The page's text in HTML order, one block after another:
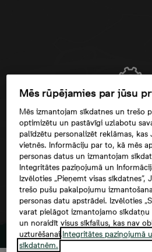
Google maps
Mēs rūpējamies par jūsu
Mēs izmantojam sīkdatnes un trešo
optimizētu un pastāvīgi uzlabotu
palīdzētu personalizēt reklāmas, kas
vietnēs. Informāciju par to, kā mēs
personas datus un izmantojam
Integritātes paziņojumā un
Izvēloties „Pieņemt visas
trešo pušu pakalpojumu
personas datu apstrādei. Izvēloties
varat pielāgot izmantojamo sīkdatņu
un noraidīt visus sīkfailus, kas nav
uzturēšanai.Integritātes paziņojumā
sīkdatnēm.